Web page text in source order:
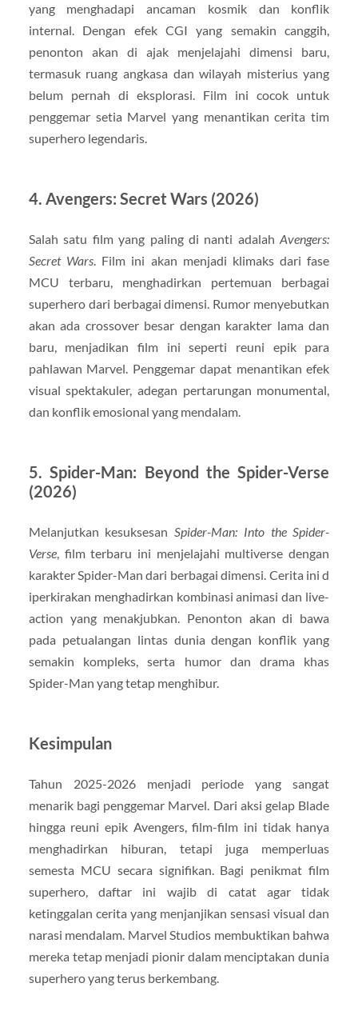
yang menghadapi ancaman kosmik dan konflik
internal. Dengan efek CGI yang semakin canggih,
penonton akan di ajak menjelajahi dimensi baru,
termasuk ruang angkasa dan wilayah misterius yang
belum pernah di eksplorasi. Film ini cocok untuk
penggemar setia Marvel yang menantikan cerita tim
superhero legendaris.
4. Avengers: Secret Wars (2026)
Salah satu film yang paling di nanti adalahAvengers:
Secret Wars. Film ini akan menjadi klimaks dari fase
MCU terbaru, menghadirkan pertemuan berbagai
superhero dari berbagai dimensi. Rumor menyebutkan
akan ada crossover besar dengan karakter lama dan
baru, menjadikan film ini seperti reuni epik para
pahlawan Marvel. Penggemar dapat menantikan efek
visual spektakuler, adegan pertarungan monumental,
dan konflik emosional yang mendalam.
5.Spider-Man: Beyond the Spider-Verse
(2026)
Melanjutkan kesuksesanSpider-Man: Into the Spider-
Verse, film terbaru ini menjelajahi multiverse dengan
karakter Spider-Man dari berbagai dimensi. Cerita ini d
iperkirakan menghadirkan kombinasi animasi dan live-
action yang menakjubkan. Penonton akan di bawa
pada petualangan lintas dunia dengan konflik yang
semakin kompleks, serta humor dan drama khas
Spider-Man yang tetap menghibur.
Kesimpulan
Tahun 2025-2026 menjadi periode yang sangat
menarik bagi penggemar Marvel. Dari aksi gelap Blade
hingga reuni epik Avengers, film-film ini tidak hanya
menghadirkan hiburan, tetapi juga memperluas
semesta MCU secara signifikan. Bagi penikmat film
superhero, daftar ini wajib di catat agar tidak
ketinggalan cerita yang menjanjikan sensasi visual dan
narasi mendalam. Marvel Studios membuktikan bahwa
mereka tetap menjadi pionir dalam menciptakan dunia
superhero yang terus berkembang.